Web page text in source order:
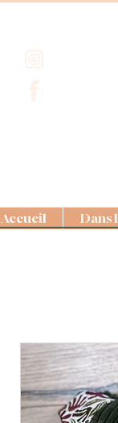
Accueil Dans